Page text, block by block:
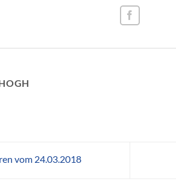
vom 24.03.2018